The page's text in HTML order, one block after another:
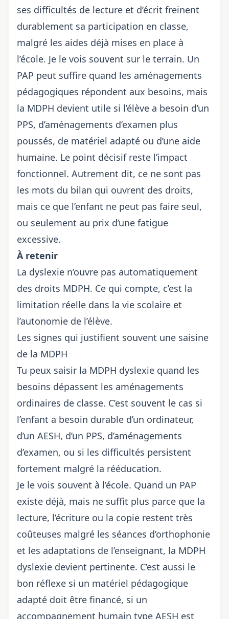
ses difficultés de lecture et d’écrit freinent
durablement sa participation en classe,
malgré les aides déjà mises en place à
l’école. Je le vois souvent sur le terrain. Un
PAP peut suffire quand les aménagements
pédagogiques répondent aux besoins, mais
la MDPH devient utile si l’élève a besoin d’un
PPS, d’aménagements d’examen plus
poussés, de matériel adapté ou d’une aide
humaine. Le point décisif reste l’impact
fonctionnel. Autrement dit, ce ne sont pas
les mots du bilan qui ouvrent des droits,
mais ce que l’enfant ne peut pas faire seul,
ou seulement au prix d’une fatigue
excessive.
À retenir
La dyslexie n’ouvre pas automatiquement
des droits MDPH. Ce qui compte, c’est la
limitation réelle dans la vie scolaire et
l’autonomie de l’élève.
Les signes qui justifient souvent une saisine
de la MDPH
Tu peux saisir la MDPH dyslexie quand les
besoins dépassent les aménagements
ordinaires de classe. C’est souvent le cas si
l’enfant a besoin durable d’un ordinateur,
d’un AESH, d’un PPS, d’aménagements
d’examen, ou si les difficultés persistent
fortement malgré la rééducation.
Je le vois souvent à l’école. Quand un PAP
existe déjà, mais ne suffit plus parce que la
lecture, l’écriture ou la copie restent très
coûteuses malgré les séances d’orthophonie
et les adaptations de l’enseignant, la MDPH
dyslexie devient pertinente. C’est aussi le
bon réflexe si un matériel pédagogique
adapté doit être financé, si un
accompagnement humain type AESH est